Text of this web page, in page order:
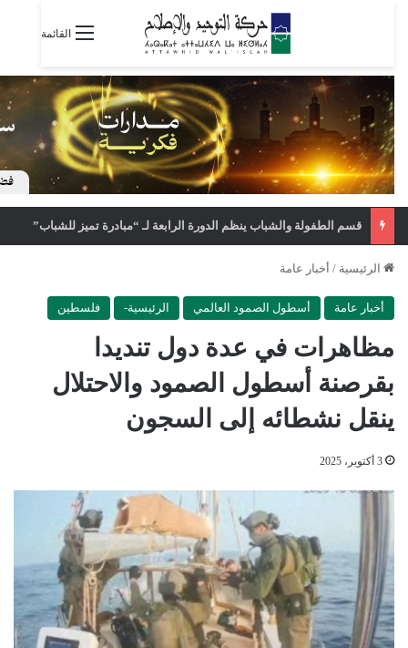
القائمة
قسم الطفولة والشباب ينظم الدورة الرابعة لـ “مبادرة تميز للشباب”
الرئيسية / أخبار عامة
أخبار عامة أسطول الصمود العالمي الرئيسية- فلسطين
مظاهرات في عدة دول تنديدا
بقرصنة أسطول الصمود والاحتلال
ينقل نشطائه إلى السجون
3 أكتوبر، 2025